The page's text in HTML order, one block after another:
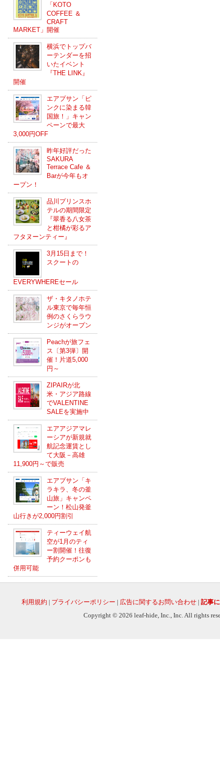
「KOTO
COFFEE ＆
CRAFT
MARKET」開催
横浜でトップバ
ーテンダーを招
いたイベント
『THE LINK』
開催
エアプサン「ピ
ンクに染まる韓
国旅！」キャン
ペーンで最大
3,000円OFF
昨年好評だった
SAKURA
Terrace Cafe ＆
Barが今年もオ
ープン！
品川プリンスホ
テルの期間限定
『翠香る八女茶
と柑橘が彩るア
フタヌーンティー』
3月15日まで！
スクートの
EVERYWHEREセール
ザ・キタノホテ
ル東京で毎年恒
例のさくらラウ
ンジがオープン
Peachが旅フェ
ス〔第3弾〕開
催！片道5,000
円～
ZIPAIRが北
米・アジア路線
でVALENTINE
SALEを実施中
エアアジアマレ
ーシアが新規就
航記念運賃とし
て大阪－高雄
11,900円～で販売
エアプサン「キ
ラキラ、冬の釜
山旅」キャンペ
ーン！松山発釜
山行きが2,000円割引
ティーウェイ航
空が1月のティ
ー割開催！往復
予約クーポンも
併用可能
利用規約 | プライバシーポリシー | 広告に関するお問い合わせ | 記事
Copyright © 2026 leaf-hide, Inc., Inc. All rights